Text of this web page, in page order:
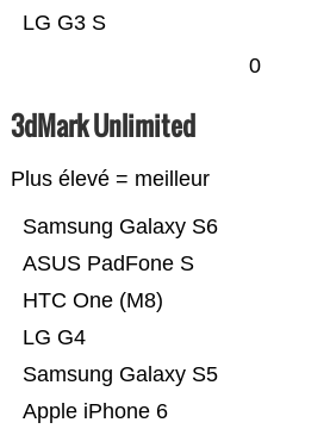
LG G3 S
0
3dMark Unlimited
Plus élevé = meilleur
Apple iPhone 6
Samsung Galaxy S5
LG G4
HTC One (M8)
ASUS PadFone S
Samsung Galaxy S6